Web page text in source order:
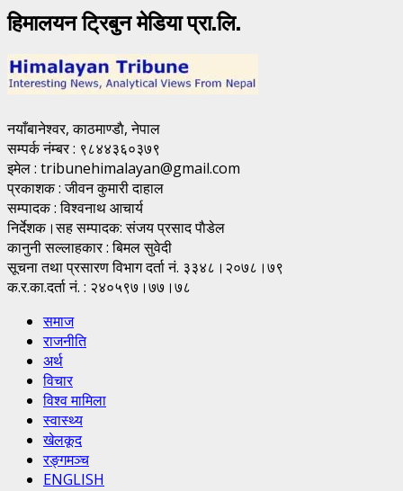
हिमालयन ट्रिबुन मेडिया प्रा.लि.
नयाँबानेश्वर, काठमाण्डाै, नेपाल
सम्पर्क नंम्बर : ९८४४३६०३७९
इमेल : tribunehimalayan@gmail.com
प्रकाशक : जीवन कुमारी दाहाल
सम्पादक : विश्वनाथ आचार्य
निर्देशक।सह सम्पादक: संजय प्रसाद पाैडेल
कानुनी सल्लाहकार : बिमल सुवेदी
सूचना तथा प्रसारण विभाग दर्ता नं. ३३४८।२०७८।७९
क.र.का.दर्ता नं. : २४०५९७।७७।७८
समाज
राजनीति
अर्थ
विचार
विश्व मामिला
स्वास्थ्य
खेलकूद
रङ्गमञ्च
ENGLISH